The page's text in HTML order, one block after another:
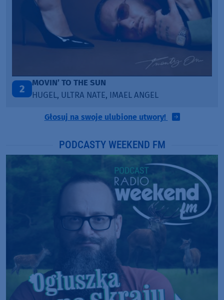
SUN
NATE, IMAEL ANGEL
3
Głosuj na swoje ulubione utwory!
PODCASTY WEEKEND FM